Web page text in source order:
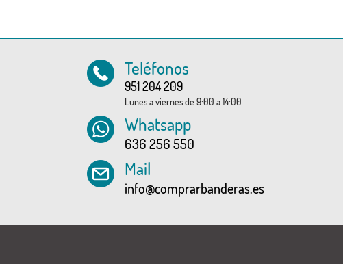
Teléfonos
951 204 209
Lunes a viernes de 9:00 a 14:00
Whatsapp
636 256 550
Mail
info@comprarbanderas.es